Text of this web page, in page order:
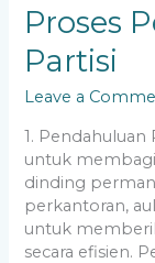
Proses
Partisi
Leave a
1. Pendahuluan
untuk
dinding
perkantoran,
untuk
secara efisien.